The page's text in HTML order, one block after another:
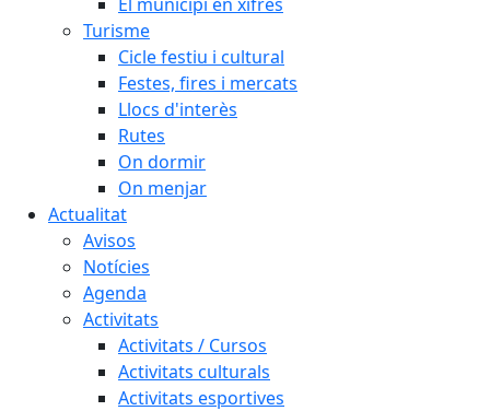
Turisme
Cicle festiu i cultural
Festes, fires i mercats
Llocs d'interès
Rutes
On dormir
On menjar
Actualitat
Avisos
Notícies
Agenda
Activitats
Activitats / Cursos
Activitats culturals
Activitats esportives